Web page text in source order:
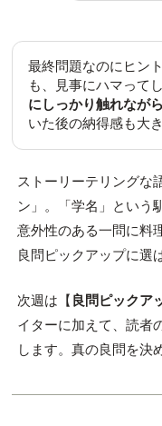
最終問題なのにヒン
も、見事にハマって
にしっかり触れながら
いた後の納得感も大
ストーリーテリングな
ン」。「学名」という
意外性のある一問に料
良問ピックアップに選
次週は【 良問ピックア
イターに加えて、読者
します。真の良問を